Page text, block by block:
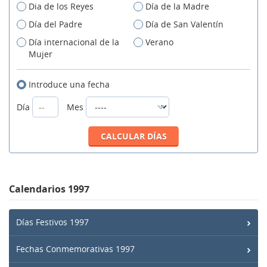
Dia de los Reyes
Día de la Madre
Día del Padre
Día de San Valentín
Día internacional de la
Mujer
Verano
Introduce una fecha
Día
Mes
Calendarios 1997
Días Festivos 1997
Fechas Conmemorativas 1997